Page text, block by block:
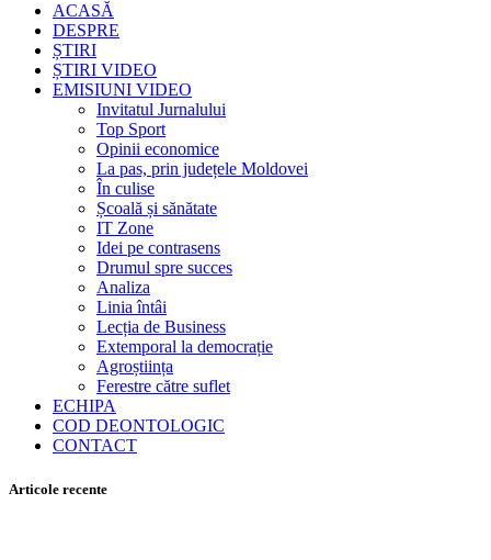
ACASĂ
DESPRE
ȘTIRI
ȘTIRI VIDEO
EMISIUNI VIDEO
Invitatul Jurnalului
Top Sport
Opinii economice
La pas, prin județele Moldovei
În culise
Școală și sănătate
IT Zone
Idei pe contrasens
Drumul spre succes
Analiza
Linia întâi
Lecția de Business
Extemporal la democrație
Agroștiința
Ferestre către suflet
ECHIPA
COD DEONTOLOGIC
CONTACT
Articole recente